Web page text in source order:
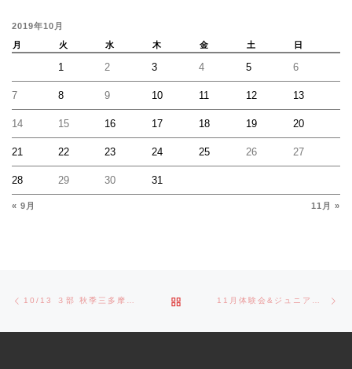
2019年10月
月
火 水 木 金 土 日
« 9月 11月 »
1 2 3 4 5 6
7 8 9 10 11 12 13
14 15 16 17 18 19 20
21 22 23 24 25 26 27
28 29 30 31
Post navigation
10/13 ３部 秋季三多摩大会 BACK TO POST LIST 11月体験会&ジュニア活動日